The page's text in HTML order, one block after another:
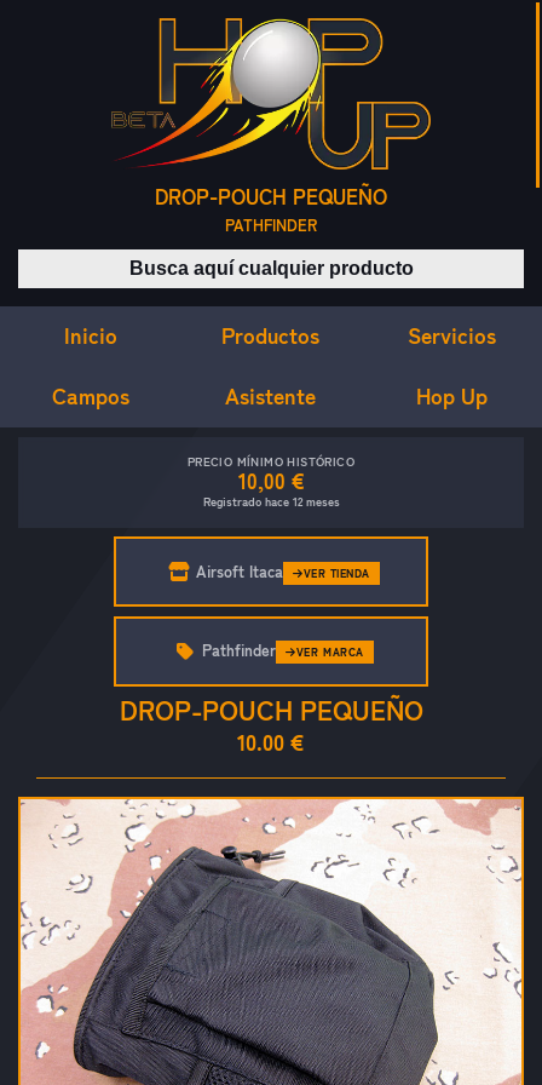
DROP-POUCH PEQUEÑO
PATHFINDER
Buscar productos
Inicio Productos Servicios
Campos Asistente Hop Up
PRECIO MÍNIMO HISTÓRICO
10,00 €
Registrado hace 12 meses
Airsoft Itaca VER TIENDA
DROP-POUCH PEQUEÑO
10.00 €
Pathfinder VER MARCA